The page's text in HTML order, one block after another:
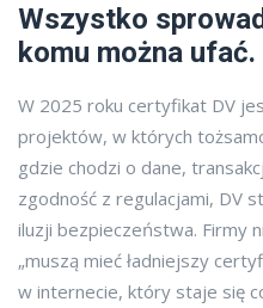
Wszystko
komu można ufać.
W 2025 roku certyfikat DV
projektów, w których
gdzie chodzi o dane,
zgodność z regulacjami, DV
iluzji bezpieczeństwa. Firmy
„muszą mieć ładniejszy
w internecie, który staje się